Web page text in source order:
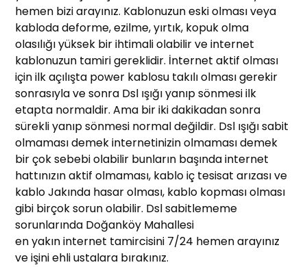
hemen bizi arayınız. Kablonuzun eski olması veya
kabloda deforme, ezilme, yırtık, kopuk olma
olasılığı yüksek bir ihtimali olabilir ve internet
kablonuzun tamiri gereklidir. İnternet aktif olması
için ilk açılışta power kablosu takılı olması gerekir
sonrasıyla ve sonra Dsl ışığı yanıp sönmesi ilk
etapta normaldir. Ama bir iki dakikadan sonra
sürekli yanıp sönmesi normal değildir. Dsl ışığı sabit
olmaması demek internetinizin olmaması demek
bir çok sebebi olabilir bunların başında internet
hattınızın aktif olmaması, kablo iç tesisat arızası ve
kablo Jakında hasar olması, kablo kopması olması
gibi birçok sorun olabilir. Dsl sabitlememe
sorunlarında Doğanköy Mahallesi
en yakın internet tamircisini 7/24 hemen arayınız
ve işini ehli ustalara bırakınız.